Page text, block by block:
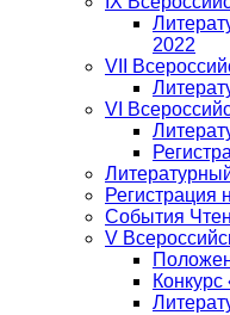
2022
VII
VI
Регистрация
События
V